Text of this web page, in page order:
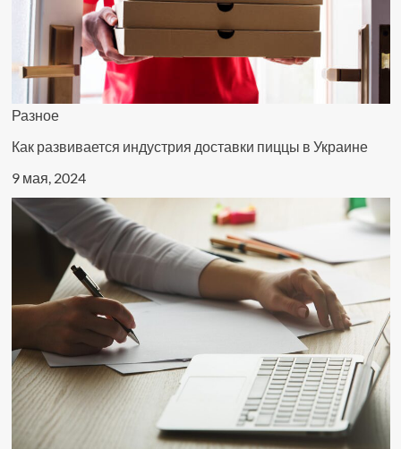
Разное
Как развивается индустрия доставки пиццы в Украине
9 мая, 2024